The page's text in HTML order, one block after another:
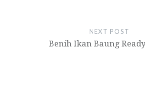
NEXT POST
Benih Ikan Baung